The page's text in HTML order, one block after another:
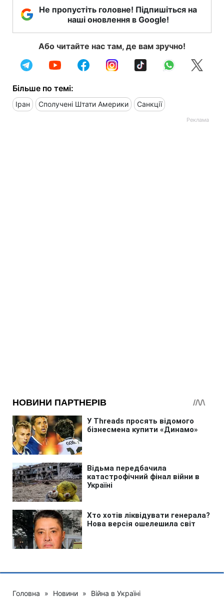
Не пропустіть головне! Підпишіться на
наші оновлення в Google!
Або читайте нас там, де вам зручно!
Більше по темі:
Іран Сполучені Штати Америки Санкції
Головна » Новини » Війна в Україні